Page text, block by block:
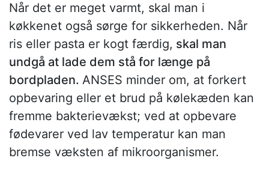
Når det er meget varmt, skal man i
køkkenet også sørge for sikkerheden. Når
ris eller pasta er kogt færdig, skal man
undgå at lade dem stå for længe på
bordpladen. ANSES minder om, at forkert
opbevaring eller et brud på kølekæden kan
fremme bakterievækst; ved at opbevare
fødevarer ved lav temperatur kan man
bremse væksten af mikroorganismer.